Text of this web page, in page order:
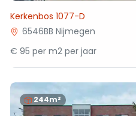
Kerkenbos 1077-D
6546BB Nijmegen
€ 95 per m2 per jaar
244m²